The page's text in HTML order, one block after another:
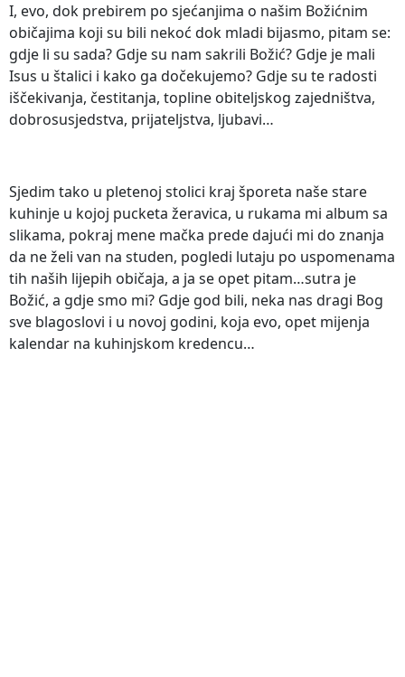
I, evo, dok prebirem po sjećanjima o našim Božićnim
običajima koji su bili nekoć dok mladi bijasmo, pitam se:
gdje li su sada? Gdje su nam sakrili Božić? Gdje je mali
Isus u štalici i kako ga dočekujemo? Gdje su te radosti
iščekivanja, čestitanja, topline obiteljskog zajedništva,
dobrosusjedstva, prijateljstva, ljubavi…
Sjedim tako u pletenoj stolici kraj šporeta naše stare
kuhinje u kojoj pucketa žeravica, u rukama mi album sa
slikama, pokraj mene mačka prede dajući mi do znanja
da ne želi van na studen, pogledi lutaju po uspomenama
tih naših lijepih običaja, a ja se opet pitam…sutra je
Božić, a gdje smo mi? Gdje god bili, neka nas dragi Bog
sve blagoslovi i u novoj godini, koja evo, opet mijenja
kalendar na kuhinjskom kredencu…